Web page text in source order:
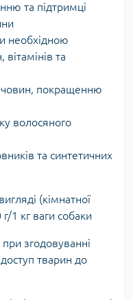
та підтримці
необхідною
та
покращенню
волосяного
та синтетичних
(кімнатної
1 кг ваги собаки
згодовуванні
тварин до